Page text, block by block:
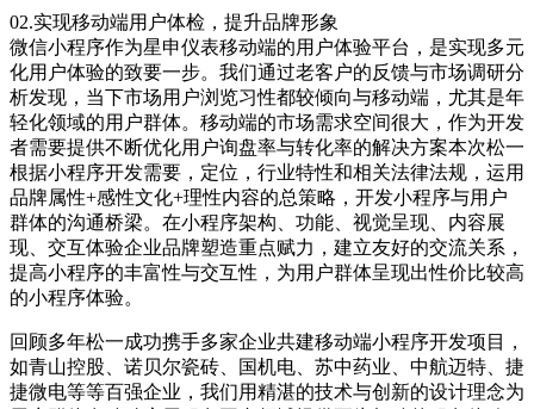
02.实现移动端用户体检，提升品牌形象
微信小程序作为星申仪表移动端的用户体验平台，是实现多元
化用户体验的致要一步。我们通过老客户的反馈与市场调研分
析发现，当下市场用户浏览习性都较倾向与移动端，尤其是年
轻化领域的用户群体。移动端的市场需求空间很大，作为开发
者需要提供不断优化用户询盘率与转化率的解决方案本次松一
根据小程序开发需要，定位，行业特性和相关法律法规，运用
品牌属性+感性文化+理性内容的总策略，开发小程序与用户
群体的沟通桥梁。在小程序架构、功能、视觉呈现、内容展
现、交互体验企业品牌塑造重点赋力，建立友好的交流关系，
提高小程序的丰富性与交互性，为用户群体呈现出性价比较高
的小程序体验。
回顾多年松一成功携手多家企业共建移动端小程序开发项目，
如青山控股、诺贝尔瓷砖、国机电、苏中药业、中航迈特、捷
捷微电等等百强企业，我们用精湛的技术与创新的设计理念为